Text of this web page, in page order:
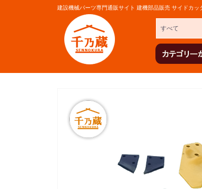
建設機械パーツ専門通販サイト 建機部品販売 サイドカッ